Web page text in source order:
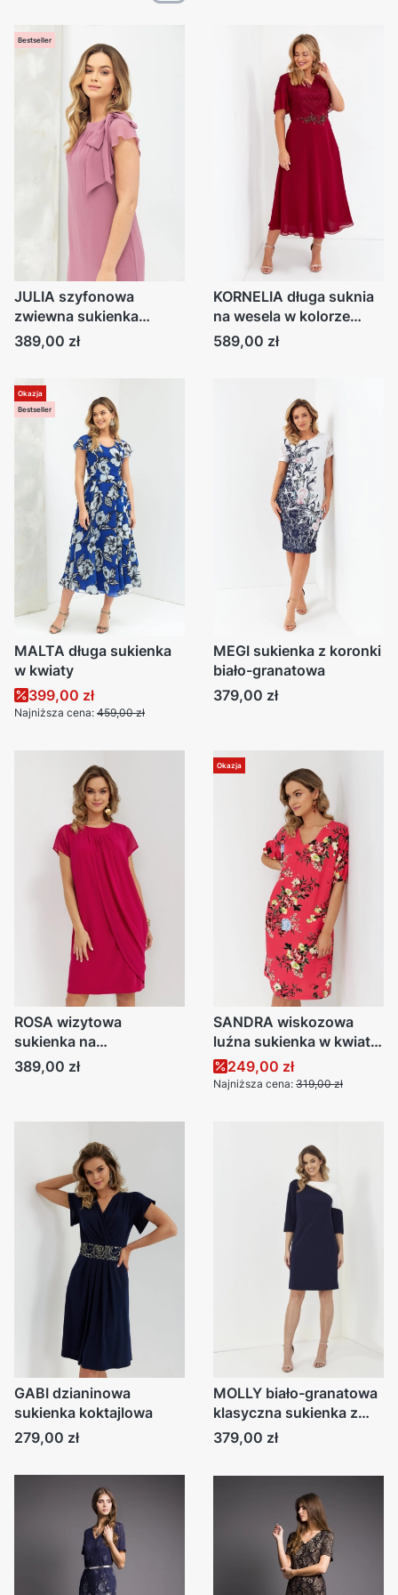
Bestseller
JULIA szyfonowa
zwiewna sukienka
odcień fioletu
Cena
389,00 zł
KORNELIA długa suknia
na wesela w kolorze
wina
Cena
589,00 zł
Okazja
Bestseller
MALTA długa sukienka
w kwiaty
Cena promocyjna
399,00 zł
Najniższa cena: 459,00 zł
MEGI sukienka z koronki
biało-granatowa
Cena
379,00 zł
ROSA wizytowa
sukienka na
uroczystości fuksja
Cena
389,00 zł
Okazja
SANDRA wiskozowa
luźna sukienka w kwiaty
z kieszeniami
Cena promocyjna
249,00 zł
Najniższa cena: 319,00 zł
GABI dzianinowa
sukienka koktajlowa
Cena
279,00 zł
MOLLY biało-granatowa
klasyczna sukienka z
dzianiny
Cena
379,00 zł